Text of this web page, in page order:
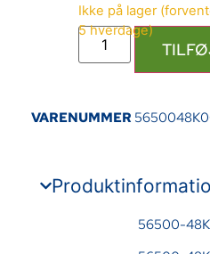
VARENUMMER
56500-